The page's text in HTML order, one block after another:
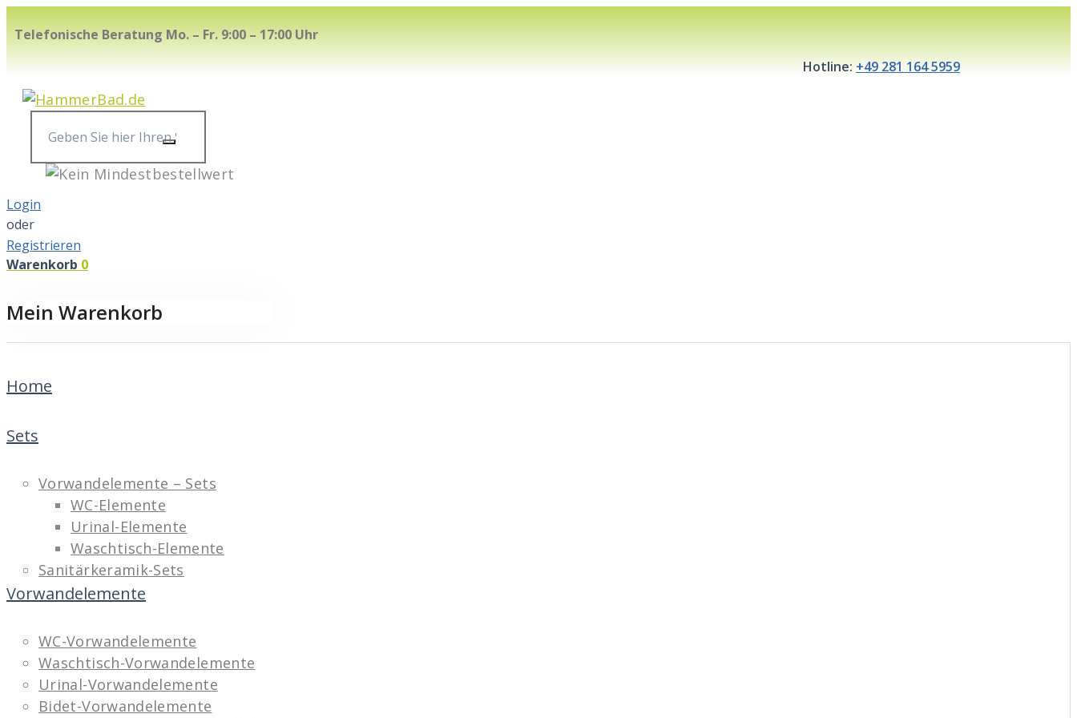
Skip
to
content
Telefonische Beratung Mo. – Fr. 9:00 – 17:00 Uhr
Hotline: +49 281 164 5959
Sie
hier
Ihren
Suchbegriff
ein...
Login
oder
Registrieren
Warenkorb 0
Mein Warenkorb
Home
Sets
Vorwandelemente – Sets
WC-Elemente
Urinal-Elemente
Waschtisch-Elemente
Sanitärkeramik-Sets
Vorwandelemente
WC-Vorwandelemente
Waschtisch-Vorwandelemente
Urinal-Vorwandelemente
Bidet-Vorwandelemente